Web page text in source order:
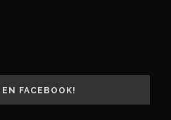
FACEBOOK!